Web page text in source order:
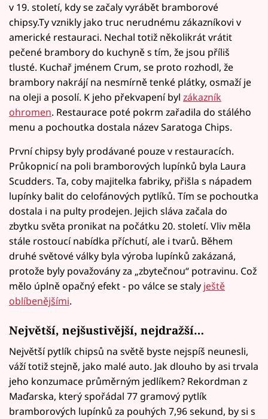
v 19. století, kdy se začaly vyrábět bramborové
chipsy.Ty vznikly jako truc nerudnému zákazníkovi v
americké restauraci. Nechal totiž několikrát vrátit
pečené brambory do kuchyně s tím, že jsou příliš
tlusté. Kuchař jménem Crum, se proto rozhodl, že
brambory nakrájí na nesmírně tenké plátky, osmaží je
na oleji a posolí. K jeho překvapení byl zákazník
ohromen. Restaurace poté pokrm zařadila do stálého
menu a pochoutka dostala název Saratoga Chips.
První chipsy byly prodávané pouze v restauracích.
Průkopnicí na poli bramborových lupínků byla Laura
Scudders. Ta, coby majitelka fabriky, přišla s nápadem
lupínky balit do celofánových pytlíků. Tím se pochoutka
dostala i na pulty prodejen. Jejich sláva začala do
zbytku světa pronikat na počátku 20. století. Vliv měla
stále rostoucí nabídka příchutí, ale i tvarů. Během
druhé světové války byla výroba lupínků zakázaná,
protože byly považovány za „zbytečnou“ potravinu. Což
mělo úplně opačný efekt - po válce se staly ještě
oblíbenějšími.
Největší, nejšustivější, nejdražší…
Největší pytlík chipsů na světě byste nejspíš neunesli,
váží totiž stejně, jako malé auto. Jak dlouho by asi trvala
jeho konzumace průměrným jedlíkem? Rekordman z
Maďarska, který spořádal 77 gramový pytlík
bramborových lupínků za pouhých 7,96 sekund, by si s